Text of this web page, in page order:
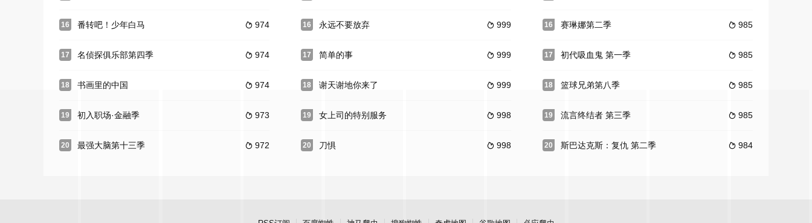
16  974
番转吧！少年白马
17  974
名侦探俱乐部第四季
18  974
书画里的中国
19  973
初入职场·金融季
20  972
最强大脑第十三季
16  999
永远不要放弃
17  999
简单的事
18  999
谢天谢地你来了
19  998
女上司的特别服务
20  998
刀惧
16  985
赛琳娜第二季
17  985
初代吸血鬼 第一季
18  985
篮球兄弟第八季
19  985
流言终结者 第三季
20  984
斯巴达克斯：复仇 第二季